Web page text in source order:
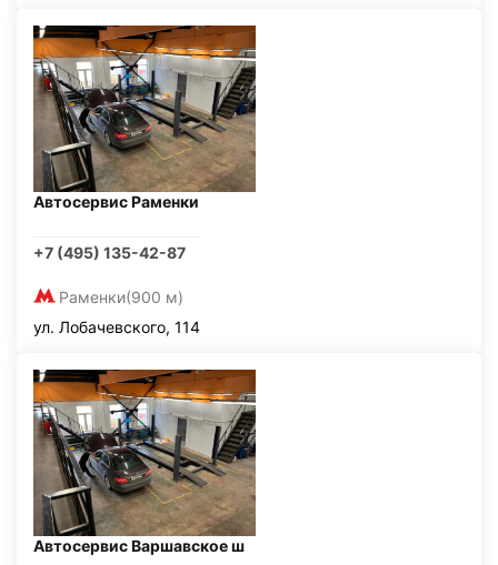
Автосервис Раменки
+7 (495) 135-42-87
Раменки(900 м)
ул. Лобачевского, 114
Автосервис Варшавское ш